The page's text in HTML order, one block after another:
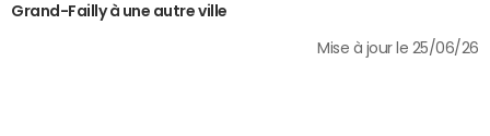
Grand-Failly à une autre ville
Mise à jour le 25/06/26